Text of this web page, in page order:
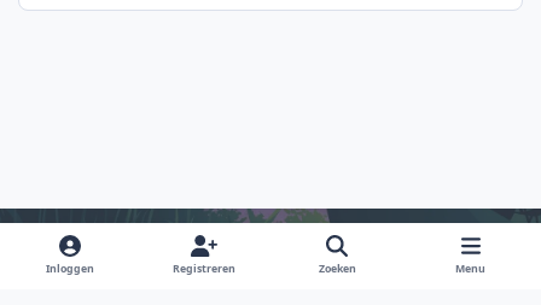
Light ModeDark ModeSystem Preference
Inloggen Registreren Zoeken Menu